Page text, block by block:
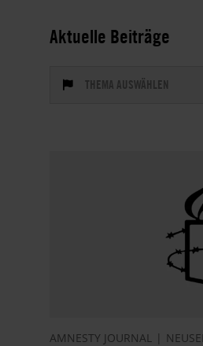
Aktuelle Beiträge
THEMA AUSWÄHLEN
AMNESTY JOURNAL